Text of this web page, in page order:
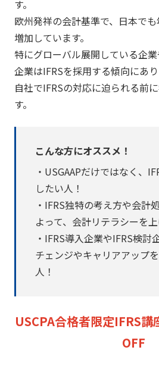
す。
欧州発祥の会計基準で、日本で
増加しています。
特にグローバル展開している企
企業はIFRSを採用する傾向にあり
自社でIFRSの対応に迫られる前
す。
こんな方にオススメ！
・USGAAPだけではなく、
したい人！
・IFRS独特の考え方や会計
よって、会計リテラシーを上
・IFRS導入企業やIFRS検討
チェンジやキャリアアップ
人！
USCPA合格者限定IFRS
OFF